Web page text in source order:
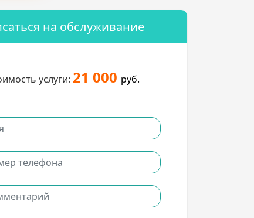
на обслуживание
услуги: 21 000 руб.